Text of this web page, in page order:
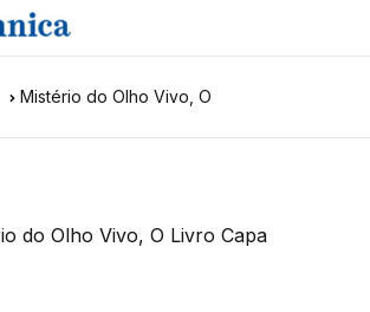
Mistério do Olho Vivo, O